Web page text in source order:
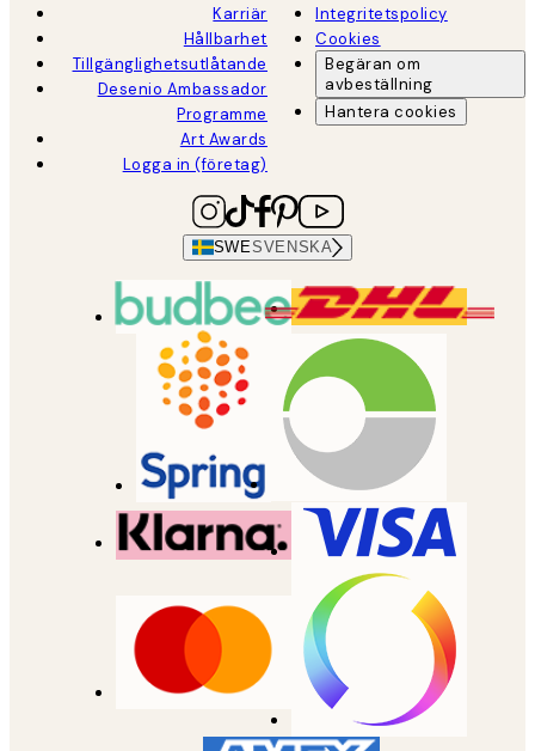
Karriär
Hållbarhet
Tillgänglighetsutlåtande
Desenio Ambassador
Programme
Art Awards
Logga in (företag)
Integritetspolicy
Cookies
Begäran om
avbeställning
Hantera cookies
SWESVENSKA